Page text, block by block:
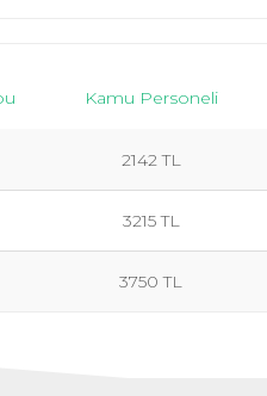
Kamu Personeli
2142 TL
3215 TL
3750 TL